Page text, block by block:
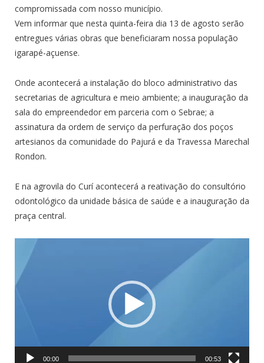
compromissada com nosso município.
Vem informar que nesta quinta-feira dia 13 de agosto serão
entregues várias obras que beneficiaram nossa população
igarapé-açuense.
Onde acontecerá a instalação do bloco administrativo das
secretarias de agricultura e meio ambiente; a inauguração da
sala do empreendedor em parceria com o Sebrae; a
assinatura da ordem de serviço da perfuração dos poços
artesianos da comunidade do Pajurá e da Travessa Marechal
Rondon.
E na agrovila do Curí acontecerá a reativação do consultório
odontológico da unidade básica de saúde e a inauguração da
praça central.
Tocador
vídeo
00:00 00:53